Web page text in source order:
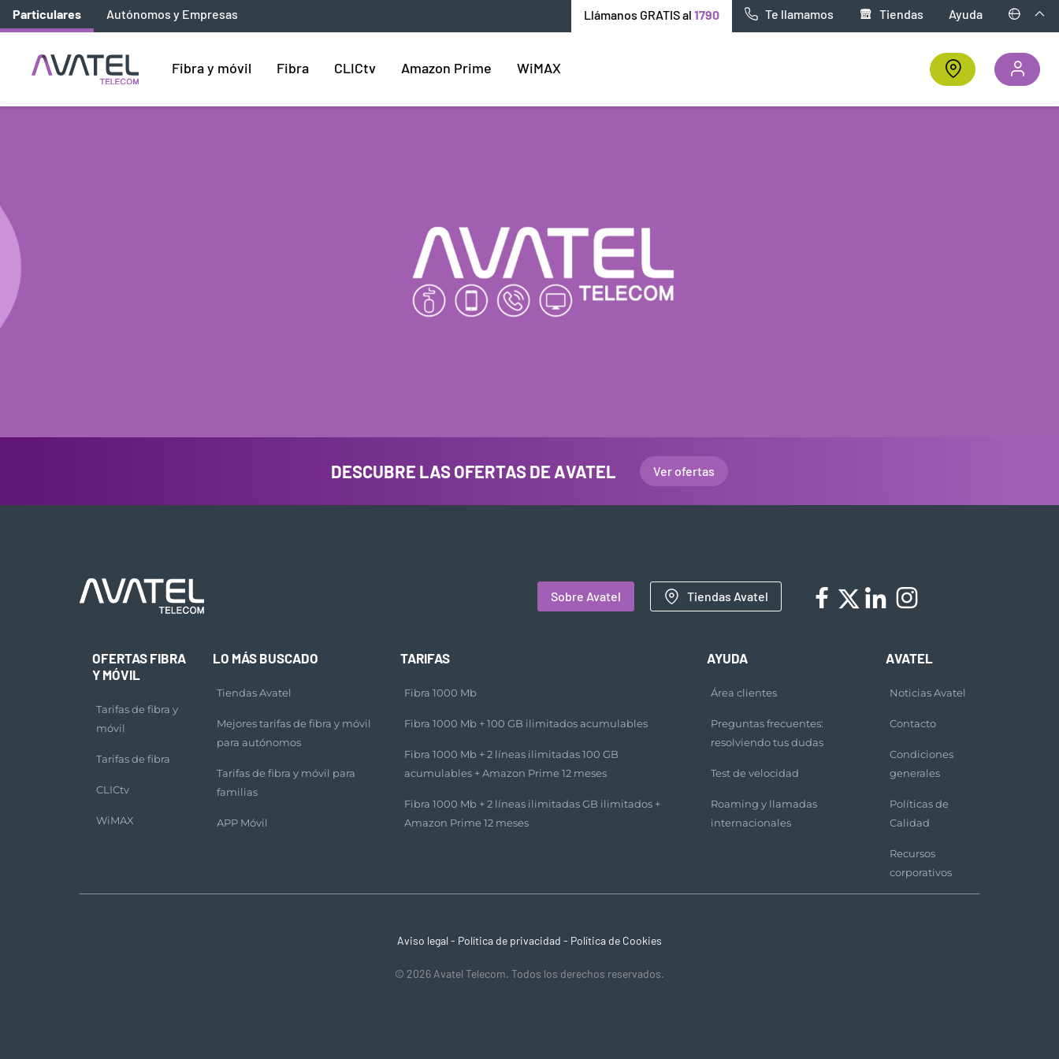
Particulares Autónomos y Empresas Llámanos GRATIS al 1790 Te llamamos Tiendas Ayuda
Fibra y móvil Fibra CLICtv Amazon Prime WiMAX
DESCUBRE LAS OFERTAS DE AVATEL Ver ofertas
Sobre Avatel Tiendas Avatel
OFERTAS FIBRA
Y MÓVIL
Tarifas de fibra y
móvil
Tarifas de fibra
CLICtv
WiMAX
LO MÁS BUSCADO
Tiendas Avatel
Mejores tarifas de fibra y móvil
para autónomos
Tarifas de fibra y móvil para
familias
APP Móvil
TARIFAS
Fibra 1000 Mb
Fibra 1000 Mb + 100 GB ilimitados acumulables​
Fibra 1000 Mb + 2 líneas ilimitadas 100 GB
acumulables + Amazon Prime 12 meses​
Fibra 1000 Mb + 2 líneas ilimitadas GB ilimitados +
Amazon Prime 12 meses​
AYUDA
Área clientes
Preguntas frecuentes:
resolviendo tus dudas
Test de velocidad
Roaming y llamadas
internacionales
AVATEL
Noticias Avatel
Contacto
Condiciones
generales
Políticas de
Calidad
Recursos
corporativos
Aviso legal - Política de privacidad - Política de Cookies
© 2026 Avatel Telecom. Todos los derechos reservados.